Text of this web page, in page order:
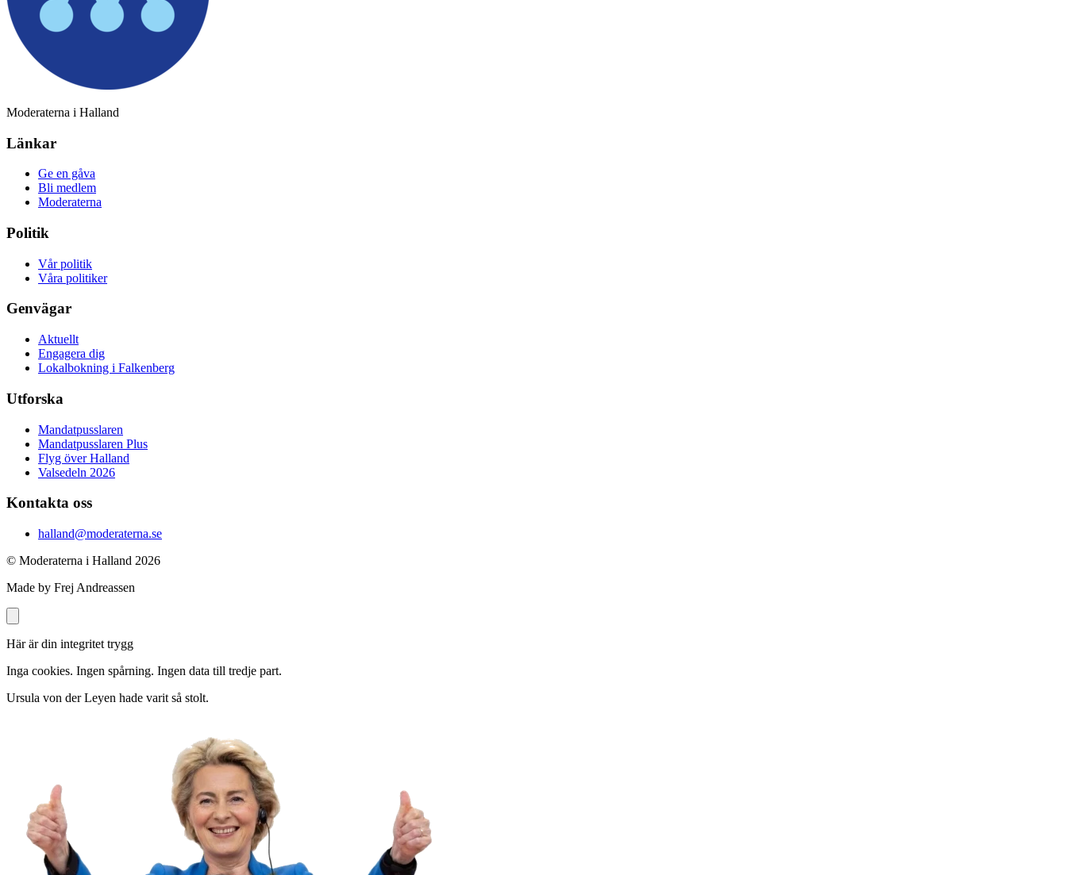
Moderaterna i Halland
Länkar
Ge en gåva
Bli medlem
Moderaterna
Politik
Vår politik
Våra politiker
Genvägar
Aktuellt
Engagera dig
Lokalbokning i Falkenberg
Utforska
Mandatpusslaren
Mandatpusslaren Plus
Flyg över Halland
Valsedeln 2026
Kontakta oss
halland@moderaterna.se
© Moderaterna i Halland 2026
Made by Frej Andreassen
Här är din integritet trygg
Inga cookies. Ingen spårning. Ingen data till tredje part.
Ursula von der Leyen hade varit så stolt.